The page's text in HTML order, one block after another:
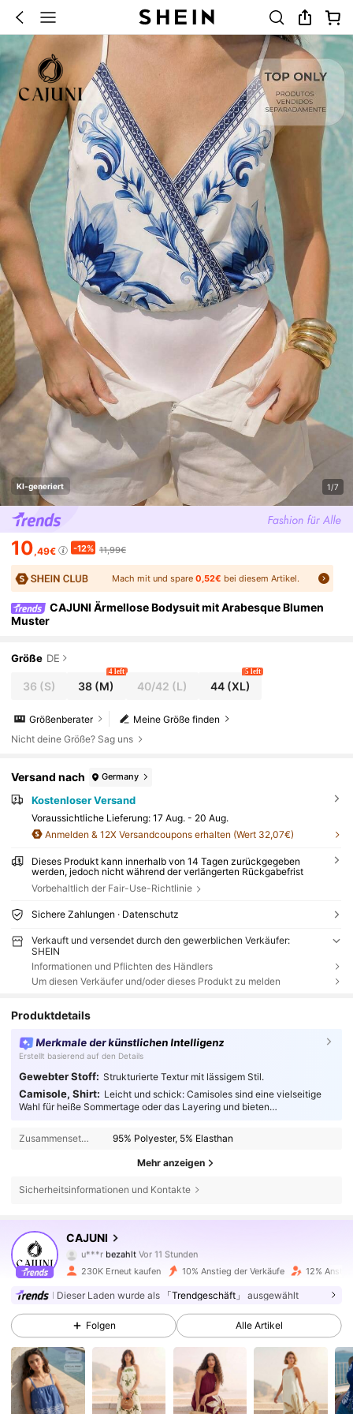
KI-generiert 1/7
10,49€ -12% 11,99€
Mach mit und spare 0,52€ bei diesem Artikel.
CAJUNI Ärmellose Bodysuit mit Arabesque Blumen
Muster
Größe DE
36 (S) 38 (M)
4 left
40/42 (L) 44(XL)
5 left
Meine Größe finden
Größenberater
Nicht deine Größe? Sag uns
Versand nach Germany
Kostenloser Versand
Voraussichtliche Lieferung: 17 Aug. - 20 Aug.
Anmelden & 12X Versandcoupons erhalten (Wert 32,07€)
Dieses Produkt kann innerhalb von 14 Tagen zurückgegeben
werden, jedoch nicht während der verlängerten Rückgabefrist
Vorbehaltlich der Fair-Use-Richtlinie
Sichere Zahlungen · Datenschutz
Verkauft und versendet durch den gewerblichen Verkäufer:
SHEIN
Informationen und Pflichten des Händlers
Um diesen Verkäufer und/oder dieses Produkt zu melden
Produktdetails
Merkmale der künstlichen Intelligenz
Erstellt basierend auf den Details
Gewebter Stoff: Strukturierte Textur mit lässigem Stil.
Camisole, Shirt: Leicht und schick: Camisoles sind eine vielseitige
Wahl für heiße Sommertage oder das Layering und bieten
Zusammensetzung: 95% Polyester, 5% Elasthan
Mehr anzeigen
Sicherheitsinformationen und Kontakte
CAJUNI
u***rbezahlt
t***aistVor 4 Stundengefolgt
4,72 1.6M Follower
4,72 1.6M Follower
230K Erneut kaufen 10% Anstieg der Verkäufe 12%
Dieser Laden wurde als 「Trendgeschäft」 ausgewählt
Folgen Alle Artikel